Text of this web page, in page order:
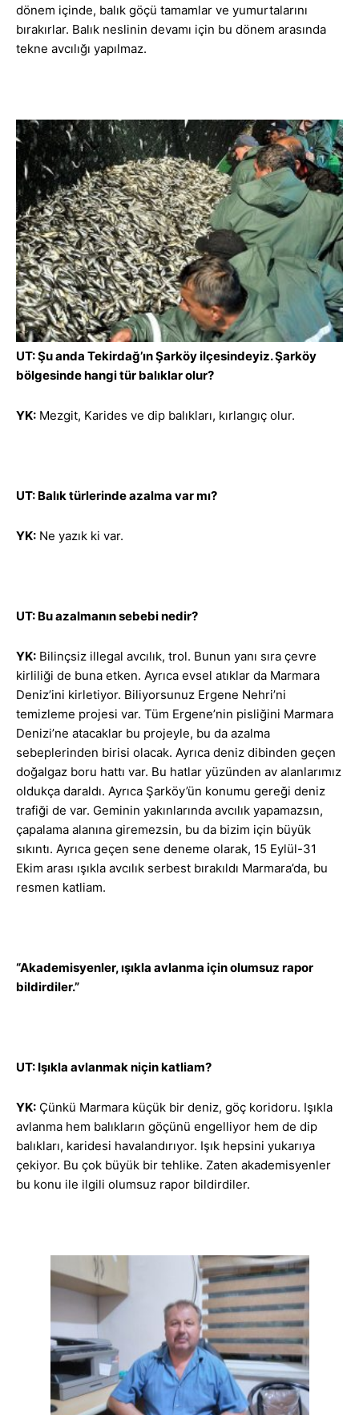
dönem içinde, balık göçü tamamlar ve yumurtalarını
bırakırlar. Balık neslinin devamı için bu dönem arasında
tekne avcılığı yapılmaz.
UT: Şu anda Tekirdağ’ın Şarköy ilçesindeyiz. Şarköy
bölgesinde hangi tür balıklar olur?
YK: Mezgit, Karides ve dip balıkları, kırlangıç olur.
UT: Balık türlerinde azalma var mı?
YK: Ne yazık ki var.
UT: Bu azalmanın sebebi nedir?
YK: Bilinçsiz illegal avcılık, trol. Bunun yanı sıra çevre
kirliliği de buna etken. Ayrıca evsel atıklar da Marmara
Deniz’ini kirletiyor. Biliyorsunuz Ergene Nehri’ni
temizleme projesi var. Tüm Ergene’nin pisliğini Marmara
Denizi’ne atacaklar bu projeyle, bu da azalma
sebeplerinden birisi olacak. Ayrıca deniz dibinden geçen
doğalgaz boru hattı var. Bu hatlar yüzünden av alanlarımız
oldukça daraldı. Ayrıca Şarköy’ün konumu gereği deniz
trafiği de var. Geminin yakınlarında avcılık yapamazsın,
çapalama alanına giremezsin, bu da bizim için büyük
sıkıntı. Ayrıca geçen sene deneme olarak, 15 Eylül-31
Ekim arası ışıkla avcılık serbest bırakıldı Marmara’da, bu
resmen katliam.
“Akademisyenler, ışıkla avlanma için olumsuz rapor
bildirdiler.”
UT: Işıkla avlanmak niçin katliam?
YK: Çünkü Marmara küçük bir deniz, göç koridoru. Işıkla
avlanma hem balıkların göçünü engelliyor hem de dip
balıkları, karidesi havalandırıyor. Işık hepsini yukarıya
çekiyor. Bu çok büyük bir tehlike. Zaten akademisyenler
bu konu ile ilgili olumsuz rapor bildirdiler.